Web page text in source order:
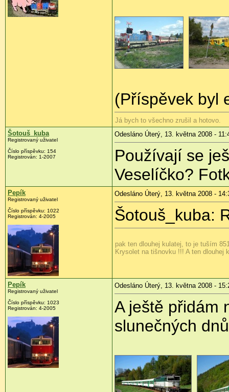
(Příspěvek byl
Já bych to všechno zrušil a hotovo.
Šotouš_kuba
Registrovaný uživatel
Číslo příspěvku: 154
Registrován: 1-2007
Odesláno Úterý, 13. května 2008 -
Používají se
Veselíčko?
Pepík
Registrovaný uživatel
Číslo příspěvku: 1022
Registrován: 4-2005
Odesláno Úterý, 13. května 2008 -
Šotouš_kuba:
pak ten dlouhej kulatej, to je tuším
Krysolet na tišnovku !!! A ten dlouhej
Pepík
Registrovaný uživatel
Číslo příspěvku: 1023
Registrován: 4-2005
Odesláno Úterý, 13. května 2008 -
A ještě přidám
slunečných